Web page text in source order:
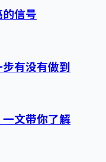
信号
有没有做到
文带你了解